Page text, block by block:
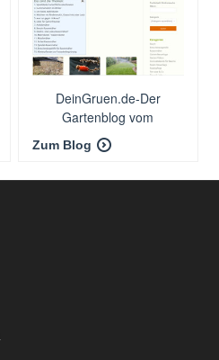
DeinGruen.de-Der
Gartenblog vom
Fachmann
Zum Blog